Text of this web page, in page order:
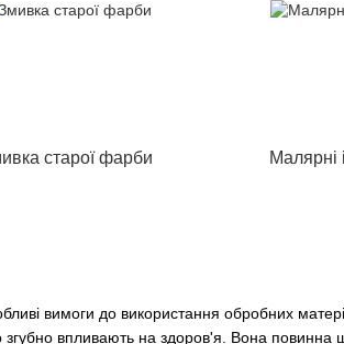
вимоги до використання обробних
впливають на здоров'я. Вона повинна
старої фарби Малярні